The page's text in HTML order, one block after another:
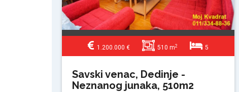
1.200.000 € 510 m2 5
Savski venac, Dedinje -
Neznanog junaka, 510m2